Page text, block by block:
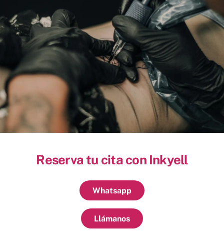
Reserva tu cita con Inkyell
Whatsapp
Llámanos